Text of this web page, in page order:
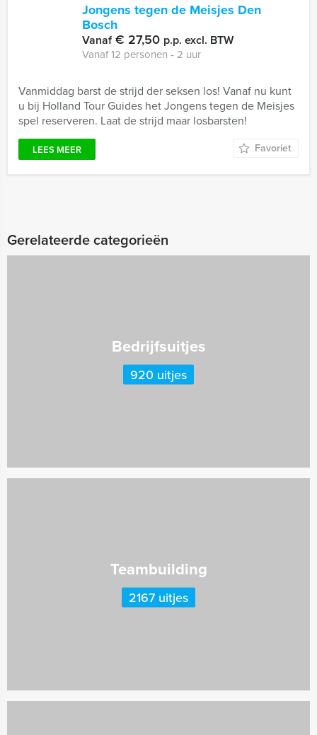
Jongens tegen de Meisjes Den
Bosch
Vanaf€ 27,50 p.p. excl. BTW
Vanaf 12 personen ‐ 2 uur
Vanmiddag barst de strijd der seksen los! Vanaf nu kunt
u bij Holland Tour Guides het Jongens tegen de Meisjes
spel reserveren. Laat de strijd maar losbarsten!
LEES MEER Favoriet
Gerelateerde categorieën
Bedrijfsuitjes
920 uitjes
Teambuilding
2167 uitjes